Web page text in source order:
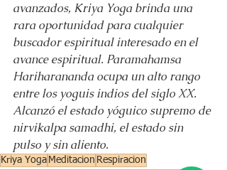
avanzados, Kriya Yoga brinda una
rara oportunidad para cualquier
buscador espiritual interesado en el
avance espiritual. Paramahamsa
Hariharananda ocupa un alto rango
entre los yoguis indios del siglo XX.
Alcanzó el estado yóguico supremo de
nirvikalpa samadhi, el estado sin
pulso y sin aliento.
Kriya Yoga Meditacion Respiracion